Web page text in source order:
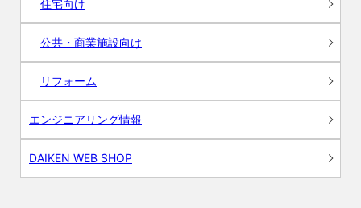
住宅向け
公共・商業施設向け
リフォーム
エンジニアリング情報
DAIKEN WEB SHOP